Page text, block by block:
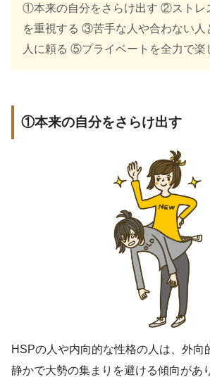
①本来の自分をさらけ出す ②ストレ
を重視する ③苦手な人や合わない
人に頼る ⑤プライベートを全力で楽
①本来の自分をさらけ出す
HSPの人や内向的な性格の人は、外向
静かで大勢の集まりを避ける傾向があ